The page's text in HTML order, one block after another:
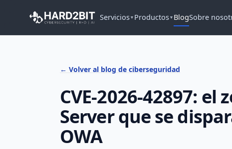
Servicios▼ Productos▼ BlogSobre
← Volver al blog de ciberseguridad
CVE-2026-42897: el
Server que se
OWA